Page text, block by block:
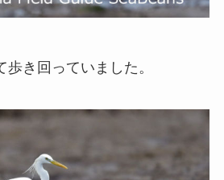
き回っていました。